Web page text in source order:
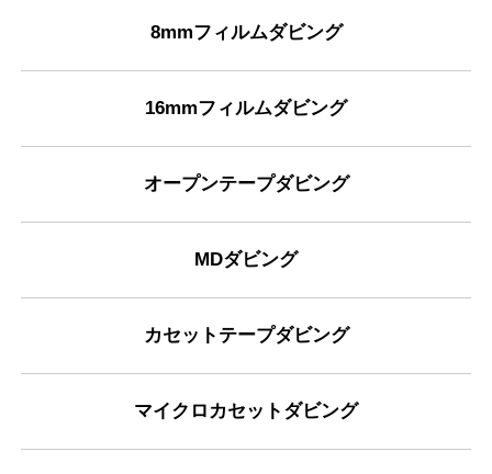
8mmフィルムダビング
16mmフィルムダビング
オープンテープダビング
MDダビング
カセットテープダビング
マイクロカセットダビング